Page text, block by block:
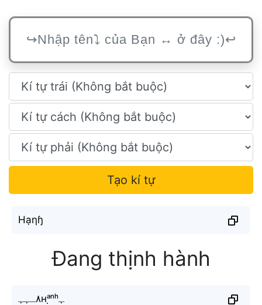
Tạo kí tự
Hạηɧ
Đang thịnh hành
٨ـﮩﮩʜᵃ̣ⁿʰﮩ